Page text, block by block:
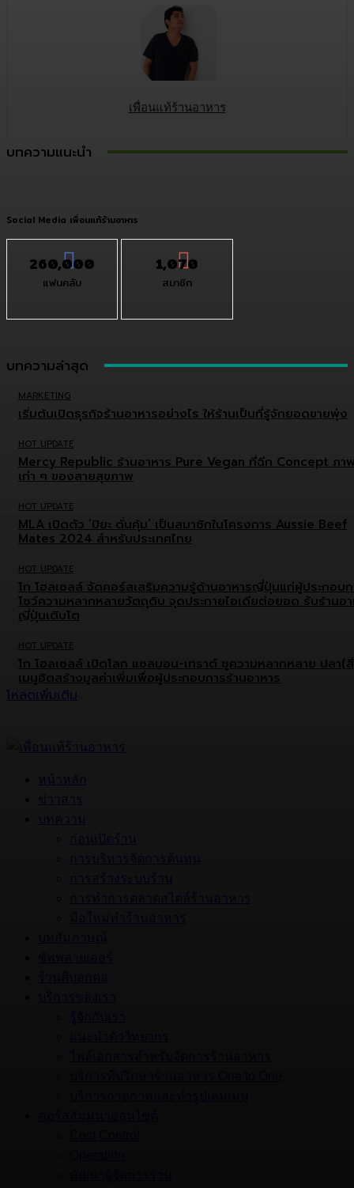
เพื่อนแท้ร้านอาหาร
บทความแนะนำ
Social Media เพื่อนแท้ร้านอาหาร
260,000
แฟนคลับ
1,070
สมาชิก
บทความล่าสุด
MARKETING
เริ่มต้นเปิดธุรกิจร้านอาหารอย่างไร ให้ร้านเป็นที่รู้จักยอดขายพุ่ง
HOT UPDATE
Mercy Republic ร้านอาหาร Pure Vegan ที่ฉีก Concept ภา
เก่า ๆ ของสายสุขภาพ
HOT UPDATE
MLA เปิดตัว ‘ปิยะ ดั่นคุ้ม’ เป็นสมาชิกในโครงการ Aussie Beef
Mates 2024 สำหรับประเทศไทย
HOT UPDATE
โก โฮลเซลล์ จัดคอร์สเสริมความรู้ด้านอาหารญี่ปุ่นแก่ผู้ประกอบ
โชว์ความหลากหลายวัตถุดิบ จุดประกายไอเดียต่อยอด รับร้านอ
ญี่ปุ่นเติบโต
HOT UPDATE
โก โฮลเซลล์ เปิดโลก แซลมอน-เทราต์ ชูความหลากหลาย ปลา(
เมนูฮิตสร้างมูลค่าเพิ่มเพื่อผู้ประกอบการร้านอาหาร
โหลดเพิ่มเติม